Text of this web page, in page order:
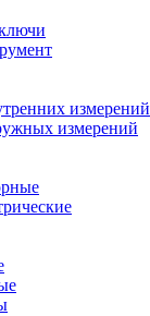
измерений
измерений